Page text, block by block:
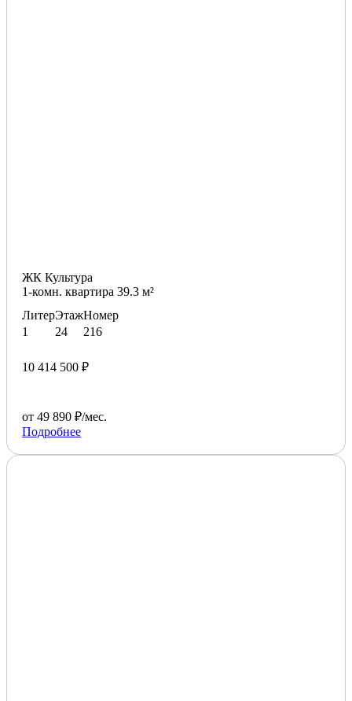
ЖК Культура
1-комн. квартира 39.3 м²
Литер
1
Этаж
24
Номер
216
10 414 500 ₽
от 49 890 ₽/мес.
Подробнее